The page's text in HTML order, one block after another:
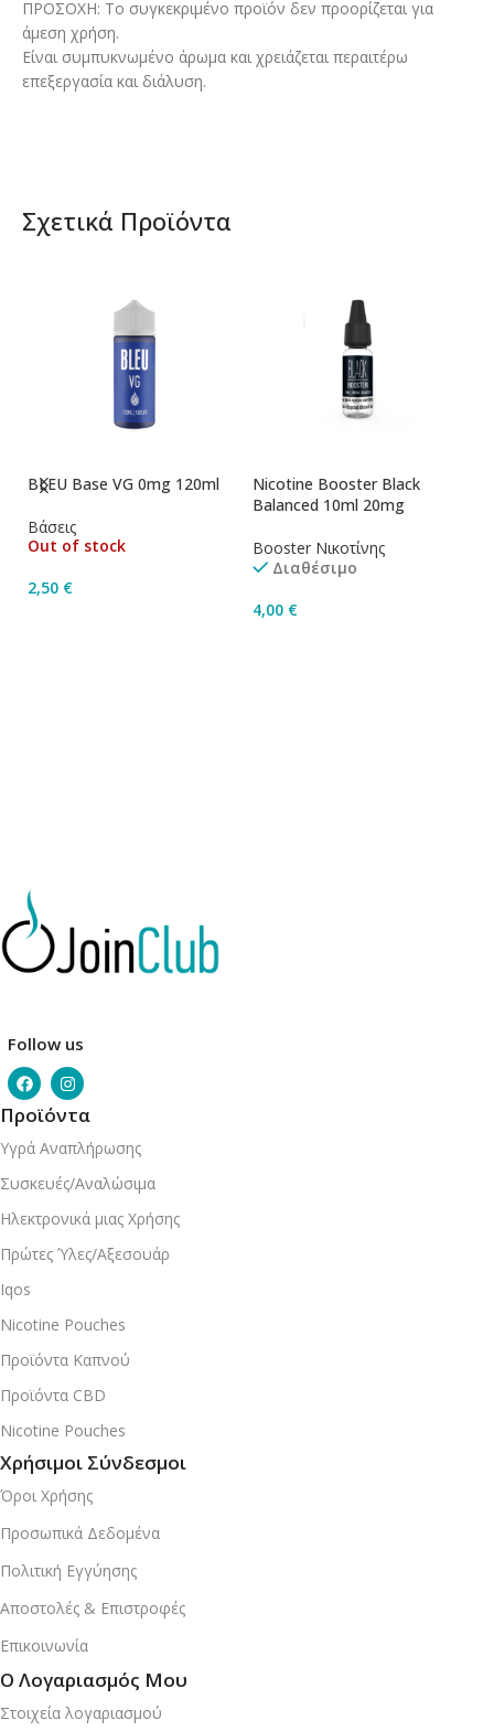
ΠΡΟΣΟΧΗ: Το συγκεκριμένο προϊόν δεν προορίζεται για
άμεση χρήση.
Είναι συμπυκνωμένο άρωμα και χρειάζεται περαιτέρω
επεξεργασία και διάλυση.
Σχετικά Προϊόντα
BLEU Base VG 0mg 120ml
Βάσεις
Out of stock
2,50 €
Nicotine Booster Black
Balanced 10ml 20mg
Booster Νικοτίνης
Διαθέσιμο
4,00 €
Follow us
Προϊόντα
Υγρά Αναπλήρωσης
Συσκευές/Αναλώσιμα
Ηλεκτρονικά μιας Χρήσης
Πρώτες Ύλες/Αξεσουάρ
Iqos
Nicotine Pouches
Προϊόντα Καπνού
Προϊόντα CBD
Nicotine Pouches
Χρήσιμοι Σύνδεσμοι
Όροι Χρήσης
Προσωπικά Δεδομένα
Πολιτική Εγγύησης
Αποστολές & Επιστροφές
Επικοινωνία
Ο Λογαριασμός Μου
Στοιχεία λογαριασμού